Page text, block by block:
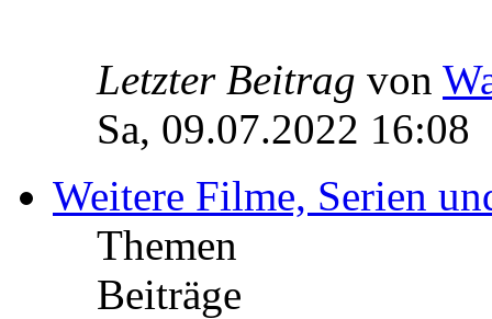
Letzter Beitrag von
Sa, 09.07.2022 16:08
Weitere Filme, Serien
Themen
Beiträge